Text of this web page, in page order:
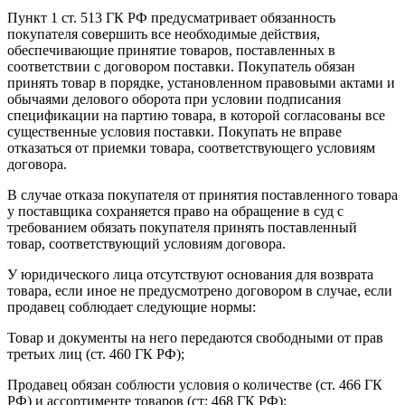
Пункт 1 ст. 513 ГК РФ предусматривает обязанность
покупателя совершить все необходимые действия,
обеспечивающие принятие товаров, поставленных в
соответствии с договором поставки. Покупатель обязан
принять товар в порядке, установленном правовыми актами и
обычаями делового оборота при условии подписания
спецификации на партию товара, в которой согласованы все
существенные условия поставки. Покупать не вправе
отказаться от приемки товара, соответствующего условиям
договора.
В случае отказа покупателя от принятия поставленного товара
у поставщика сохраняется право на обращение в суд с
требованием обязать покупателя принять поставленный
товар, соответствующий условиям договора.
У юридического лица отсутствуют основания для возврата
товара, если иное не предусмотрено договором в случае, если
продавец соблюдает следующие нормы:
Товар и документы на него передаются свободными от прав
третьих лиц (ст. 460 ГК РФ);
Продавец обязан соблюсти условия о количестве (ст. 466 ГК
РФ) и ассортименте товаров (ст; 468 ГК РФ);